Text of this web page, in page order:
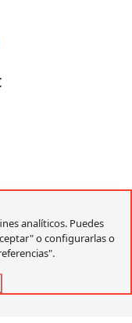
analíticos. Puedes
o configurarlas o